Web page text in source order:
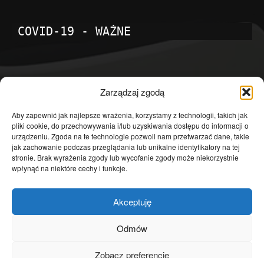
Zarządzaj zgodą
Aby zapewnić jak najlepsze wrażenia, korzystamy z technologii, takich jak
pliki cookie, do przechowywania i/lub uzyskiwania dostępu do informacji o
urządzeniu. Zgoda na te technologie pozwoli nam przetwarzać dane, takie
jak zachowanie podczas przeglądania lub unikalne identyfikatory na tej
stronie. Brak wyrażenia zgody lub wycofanie zgody może niekorzystnie
wpłynąć na niektóre cechy i funkcje.
Akceptuję
Odmów
Zobacz preferencje
COVID-19 - WAŻNE
Temat dnia
4601
Publicystyka
4363
Polityka
3639
Polska
Społeczeństwo
2823